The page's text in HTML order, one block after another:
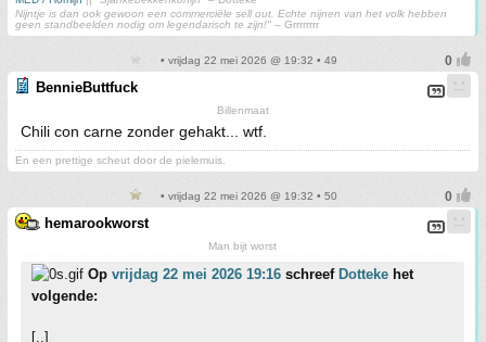
Nijntje is dan ook gewoon een commerciële sell out. Echte nijnen van het volk hebben
geen standbeelden nodig om legendarisch te zijn!" – Grrrrrrrr
• vrijdag 22 mei 2026 @ 19:32 • 49
BennieButtfuck
Billenmaat
Chili con carne zonder gehakt... wtf.
En een prettige scheut door de pielemuis.
• vrijdag 22 mei 2026 @ 19:32 • 50
hemarookworst
Man bijt worst
Op vrijdag 22 mei 2026 19:16 schreef Dotteke het
volgende:
[..]